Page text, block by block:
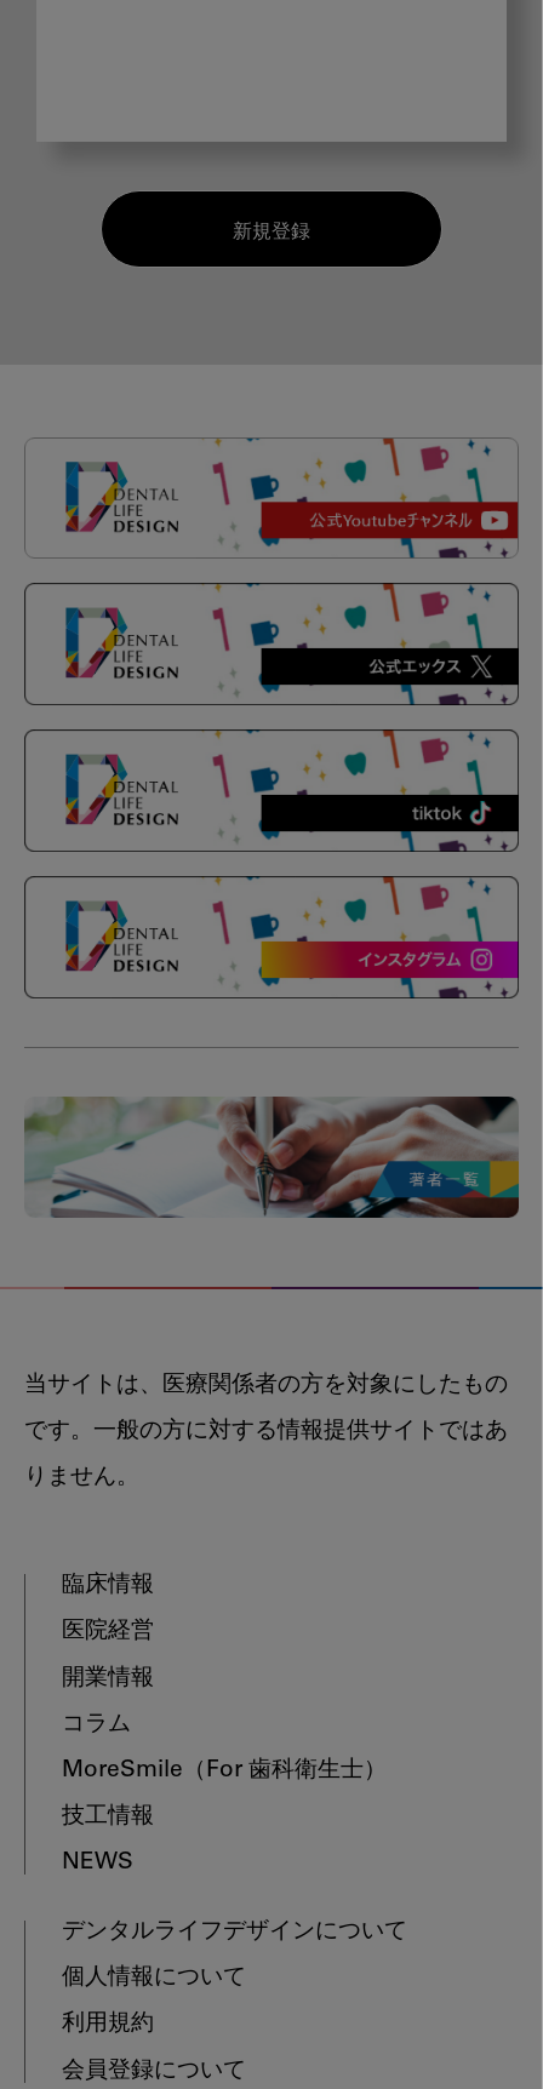
新規登録
当サイトは、医療関係者の方を対象にしたもの
です。一般の方に対する情報提供サイトではあ
りません。
臨床情報
医院経営
開業情報
コラム
MoreSmile （For 歯科衛生士）
技工情報
NEWS
デンタルライフデザインについて
個人情報について
利用規約
会員登録について